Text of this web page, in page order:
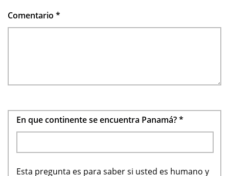
Comentario *
En que continente se encuentra Panamá?*
Esta pregunta es para saber si usted es humano y